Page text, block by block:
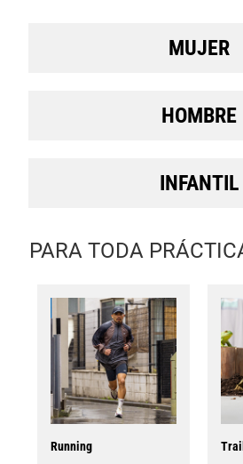
MUJER
HOMBRE
INFANTIL
PARA TODA
Running